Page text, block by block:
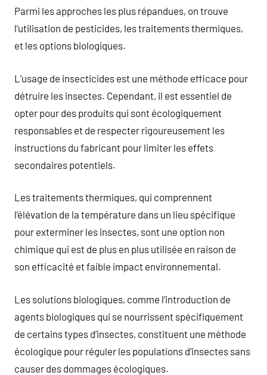
Parmi les approches les plus répandues, on trouve
l’utilisation de pesticides, les traitements thermiques,
et les options biologiques.
L’usage de insecticides est une méthode efficace pour
détruire les insectes. Cependant, il est essentiel de
opter pour des produits qui sont écologiquement
responsables et de respecter rigoureusement les
instructions du fabricant pour limiter les effets
secondaires potentiels.
Les traitements thermiques, qui comprennent
l’élévation de la température dans un lieu spécifique
pour exterminer les insectes, sont une option non
chimique qui est de plus en plus utilisée en raison de
son efficacité et faible impact environnemental.
Les solutions biologiques, comme l’introduction de
agents biologiques qui se nourrissent spécifiquement
de certains types d’insectes, constituent une méthode
écologique pour réguler les populations d’insectes sans
causer des dommages écologiques.